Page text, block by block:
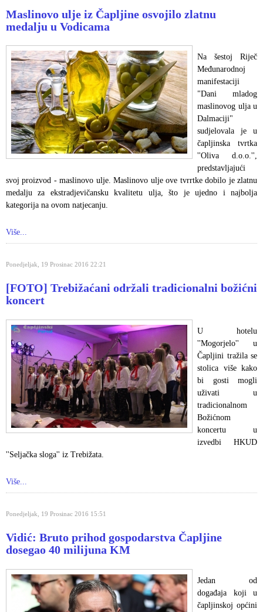
Maslinovo ulje iz Čapljine osvojilo zlatnu
medalju u Vodicama
Na šestoj Riječ
Međunarodnoj
manifestaciji
"Dani mladog
maslinovog ulja u
Dalmaciji"
sudjelovala je u
čapljinska tvrtka
''Oliva d.o.o.'',
predstavljajući
svoj proizvod - maslinovo ulje. Maslinovo ulje ove tvrrtke dobilo je zlatnu
medalju za ekstradjevičansku kvalitetu ulja, što je ujedno i najbolja
kategorija na ovom natjecanju.
Više...
Ponedjeljak, 19 Prosinac 2016 22:21
[FOTO] Trebižaćani održali tradicionalni božićni
koncert
U hotelu
''Mogorjelo'' u
Čapljini tražila se
stolica više kako
bi gosti mogli
uživati u
tradicionalnom
Božićnom
koncertu u
izvedbi HKUD
''Seljačka sloga'' iz Trebižata.
Više...
Ponedjeljak, 19 Prosinac 2016 15:51
Vidić: Bruto prihod gospodarstva Čapljine
dosegao 40 milijuna KM
Jedan od
događaja koji u
čapljinskoj općini